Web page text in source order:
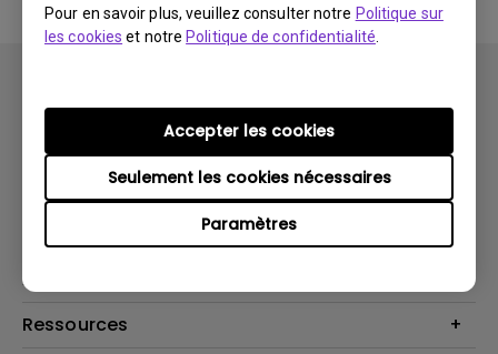
Pour en savoir plus, veuillez consulter notre Politique sur
les cookies et notre Politique de confidentialité
Paramètres
Seulement les cookies nécessaires
Accepter les cookies
Haut-parleur
Assistance Technique
Contactez-nous
Ressources